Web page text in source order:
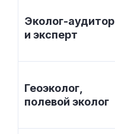
Эколог-аудитор
и эксперт
Геоэколог,
полевой эколог